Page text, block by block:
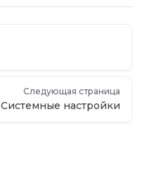
Следующая страница
Системные настройки